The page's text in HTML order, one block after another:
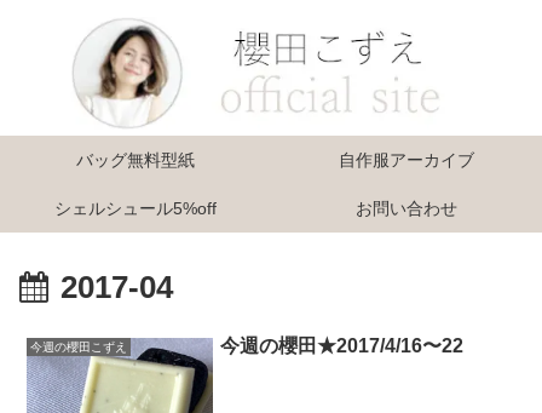
バッグ無料型紙 自作服アーカイブ
シェルシュール5%off お問い合わせ
2017-04
今週の櫻田こずえ 今週の櫻田★2017/4/16〜22